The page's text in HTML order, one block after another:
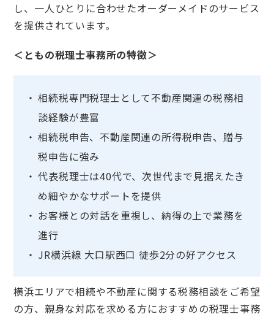
し、一人ひとりに合わせたオーダーメイドのサービス
を提供されています。
＜ともの税理士事務所の特徴＞
相続税専門税理士として不動産関連の税務相
談経験が豊富
相続税申告、不動産関連の所得税申告、贈与
税申告に強み
代表税理士は40代で、次世代まで見据えたき
め細やかなサポートを提供
お客様との対話を重視し、納得の上で業務を
進行
JR横浜線 大口駅西口 徒歩2分の好アクセス
横浜エリアで相続や不動産に関する税務相談をご希望
の方、親身な対応を求める方におすすめの税理士事務